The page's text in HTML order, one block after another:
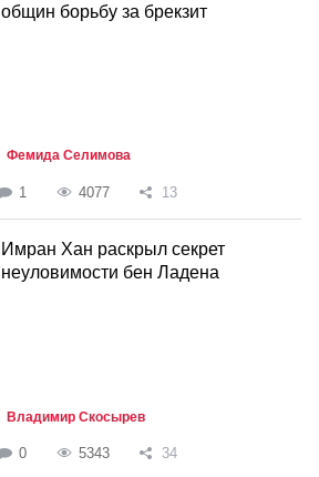
общин борьбу за брекзит
Фемида Селимова
1 4077 13
Имран Хан раскрыл секрет
неуловимости бен Ладена
Владимир Скосырев
0 5343 34